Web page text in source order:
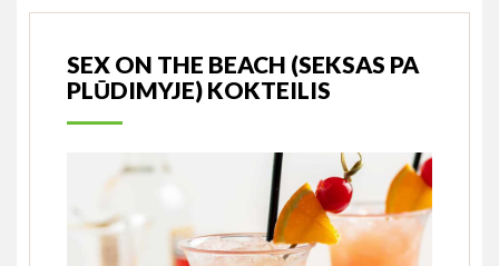
SEX ON THE BEACH (SEKSAS PA
PLŪDIMYJE) KOKTEILIS